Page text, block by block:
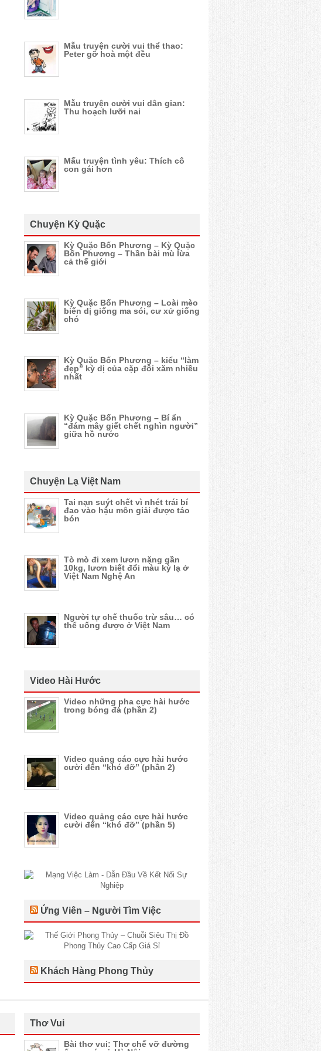
Mẫu truyện cười vui thể thao:
Peter gỡ hoà một đều
Mẫu truyện cười vui dân gian:
Thu hoạch lưỡi nai
Mấu truyện tình yêu: Thích cô
con gái hơn
Chuyện Kỳ Quặc
Kỳ Quặc Bốn Phương – Kỳ Quặc
Bốn Phương – Thần bài mù lừa
cả thế giới
Kỳ Quặc Bốn Phương – Loài mèo
biến dị giống ma sói, cư xử giống
chó
Kỳ Quặc Bốn Phương – kiểu “làm
đẹp” kỳ dị của cặp đôi xăm nhiều
nhất
Kỳ Quặc Bốn Phương – Bí ẩn
“đám mây giết chết nghìn người”
giữa hồ nước
Chuyện Lạ Việt Nam
Tai nạn suýt chết vì nhét trái bí
đao vào hậu môn giải được táo
bón
Tò mò đi xem lươn nặng gần
10kg, lươn biết đổi màu kỳ lạ ở
Việt Nam Nghệ An
Người tự chế thuốc trừ sâu… có
thể uống được ở Việt Nam
Video Hài Hước
Video những pha cực hài hước
trong bóng đá (phần 2)
Video quảng cáo cực hài hước
cười đến “khó đỡ” (phần 2)
Video quảng cáo cực hài hước
cười đến “khó đỡ” (phần 5)
Ứng Viên – Người Tìm Việc
Khách Hàng Phong Thủy
Thơ Vui
Bài thơ vui: Thơ chế vỡ đường